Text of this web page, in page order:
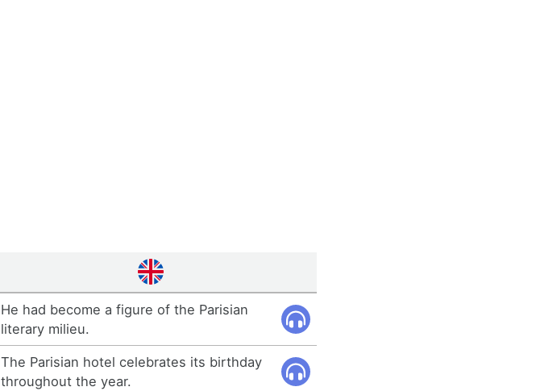
He had become a figure of the Parisian
literary milieu.
The Parisian hotel celebrates its birthday
throughout the year.